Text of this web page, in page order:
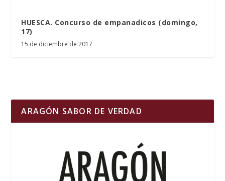
HUESCA. Concurso de empanadicos (domingo,
17)
15 de diciembre de 2017
ARAGÓN SABOR DE VERDAD